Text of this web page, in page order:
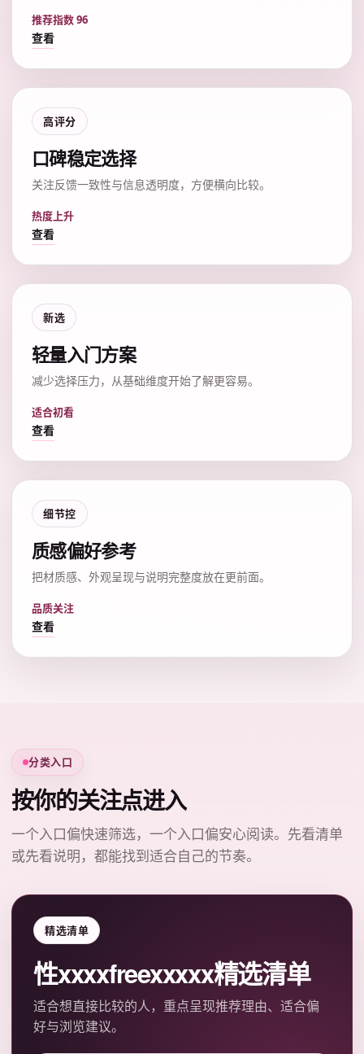
推荐指数 96
查看
高评分
口碑稳定选择
关注反馈一致性与信息透明度，方便横向比较。
热度上升
查看
新选
轻量入门方案
减少选择压力，从基础维度开始了解更容易。
适合初看
查看
细节控
质感偏好参考
把材质感、外观呈现与说明完整度放在更前面。
品质关注
查看
分类入口
按你的关注点进入
一个入口偏快速筛选，一个入口偏安心阅读。先看清单
或先看说明，都能找到适合自己的节奏。
精选清单
性xxxxfreexxxxx精选清单
适合想直接比较的人，重点呈现推荐理由、适合偏
好与浏览建议。